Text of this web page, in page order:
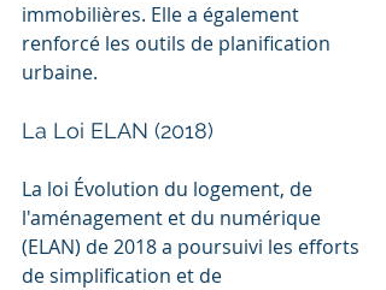
immobilières. Elle a également
renforcé les outils de planification
urbaine.
La Loi ELAN (2018)
La loi Évolution du logement, de
l'aménagement et du numérique
(ELAN) de 2018 a poursuivi les efforts
de simplification et de